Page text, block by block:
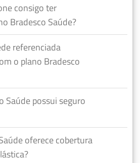
consigo ter
Bradesco Saúde?
referenciada
o plano Bradesco
Saúde possui seguro
oferece cobertura